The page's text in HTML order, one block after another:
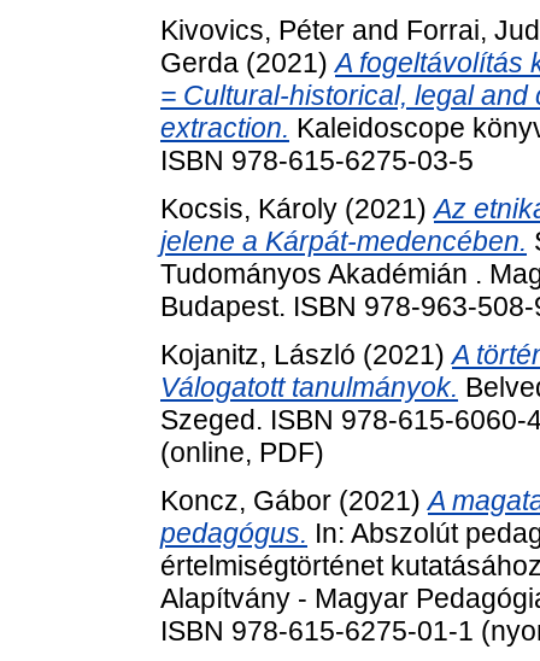
Kivovics, Péter and Forrai,
Gerda (2021)A fogeltávolítás
= Cultural-historical, legal
extraction. Kaleidoscope
ISBN 978-615-6275-03-5
Kocsis, Károly (2021)Az
jelene a Kárpát-medencében.
Tudományos Akadémián .
Budapest. ISBN 978-963-
Kojanitz, László (2021)A
Válogatott tanulmányok.
Szeged. ISBN 978-615-
(online, PDF)
Koncz, Gábor (2021)A
pedagógus. In: Abszolút
értelmiségtörténet
Alapítvány - Magyar
ISBN 978-615-6275-01-1